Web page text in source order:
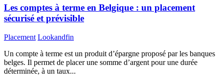
Les comptes à terme en Belgique : un placement
sécurisé et prévisible
Placement Lookandfin
Un compte à terme est un produit d’épargne proposé par les banques
belges. Il permet de placer une somme d’argent pour une durée
déterminée, à un taux...